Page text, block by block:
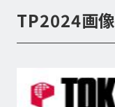
TP2024画像